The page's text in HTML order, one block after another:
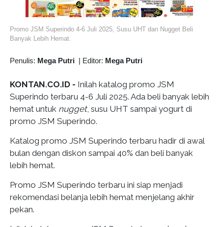
Promo JSM Superindo 4-6 Juli 2025, Susu UHT dan Nugget Beli
Banyak Lebih Hemat.
Penulis: Mega Putri | Editor: Mega Putri
KONTAN.CO.ID - Inilah katalog promo JSM
Superindo terbaru 4-6 Juli 2025. Ada beli banyak lebih
hemat untuk nugget, susu UHT sampai yogurt di
promo JSM Superindo.
Katalog promo JSM Superindo terbaru hadir di awal
bulan dengan diskon sampai 40% dan beli banyak
lebih hemat.
Promo JSM Superindo terbaru ini siap menjadi
rekomendasi belanja lebih hemat menjelang akhir
pekan.